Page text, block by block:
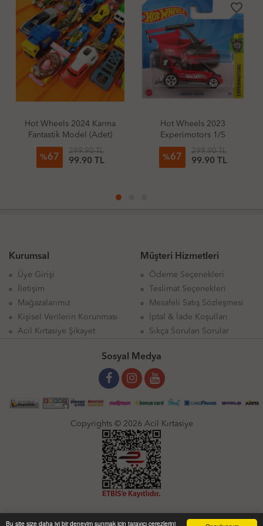
Bu site size daha iyi bir deneyim sunmak için tarayıcı çerezlerini
favorite_border
Hot Wheels 2024 Karma
Fantastik Model (Adet)
%67
299.90 TL
99.90 TL
favorite_border
Hot Wheels 2023
Experimotors 1/5
Draggin' Wagon
%67
299.90 TL
99.90 TL
Kurumsal
Üye Girişi
İletişim
Mağazalarımız
Kişisel Verilerin Korunması
Acil Kırtasiye Şikayet
Müşteri Hizmetleri
Ödeme Seçenekleri
Teslimat Seçenekleri
Mesafeli Satış Sözleşmesi
İptal & İade Koşulları
Sıkça Sorulan Sorular
Sosyal Medya
Copyrights © 2026 Acil Kırtasiye